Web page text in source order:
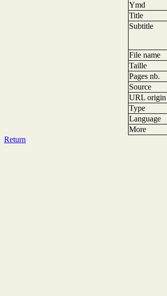
Ymd
Title
Subtitle
File name
Taille
Pages nb.
Source
URL origin
Type
Language
More
Return